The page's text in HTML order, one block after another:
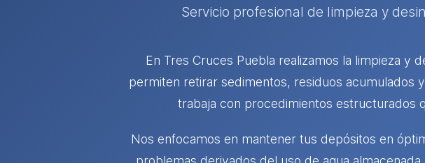
Servicio profesional de limpieza y
En Tres Cruces Puebla realizamos la limpieza y
permiten retirar sedimentos, residuos acumulados
trabaja con procedimientos estructurados
Nos enfocamos en mantener tus depósitos en